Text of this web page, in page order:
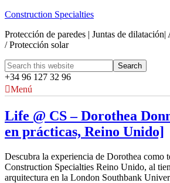
Construction Specialties
Protección de paredes | Juntas de
/ Protección solar
+34 96 127 32 96
Menú
Life @ CS – Dorothea
en prácticas, Reino Unido]
Descubra la experiencia de Dorothea como
Construction Specialties Reino Unido, al
arquitectura en la London Southbank